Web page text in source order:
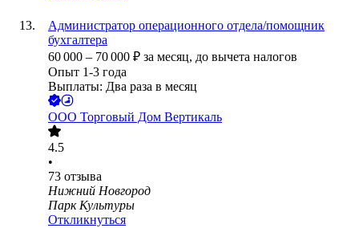
Администратор операционного отдела/помощник
бухгалтера
60 000 – 70 000 ₽ за месяц, до вычета налогов
Опыт 1-3 года
Выплаты: Два раза в месяц
ООО Торговый Дом Вертикаль
4.5
•
73 отзыва
Нижний Новгород
Парк Культуры
Откликнуться